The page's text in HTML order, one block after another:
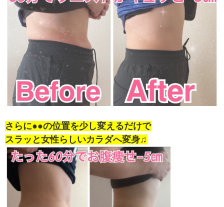
さらに●●の位置を少し変えるだけで
スラッと女性らしいカラダへ変身♫